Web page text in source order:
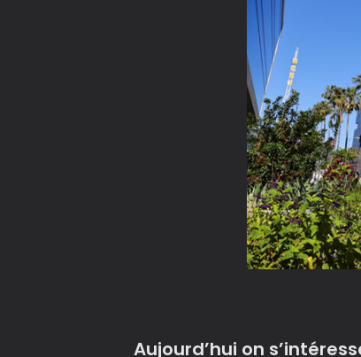
Aujourd’hui on